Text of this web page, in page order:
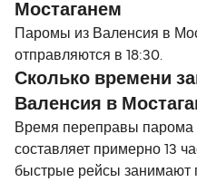
Мостаганем
Паромы из Валенсия в
отправляются в 18:30.
Сколько времени
Валенсия в
Время переправы парома
составляет примерно 13
быстрые рейсы занимают